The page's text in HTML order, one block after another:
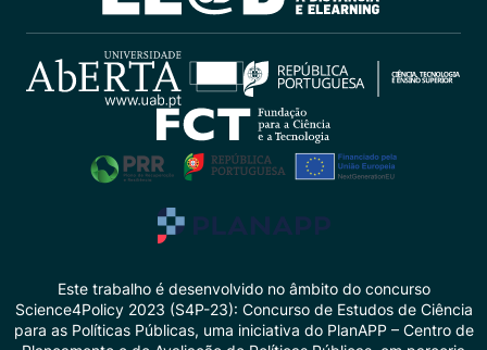
Este trabalho é desenvolvido no âmbito do concurso
Science4Policy 2023 (S4P-23): Concurso de Estudos de Ciência
para as Políticas Públicas, uma iniciativa do PlanAPP – Centro de